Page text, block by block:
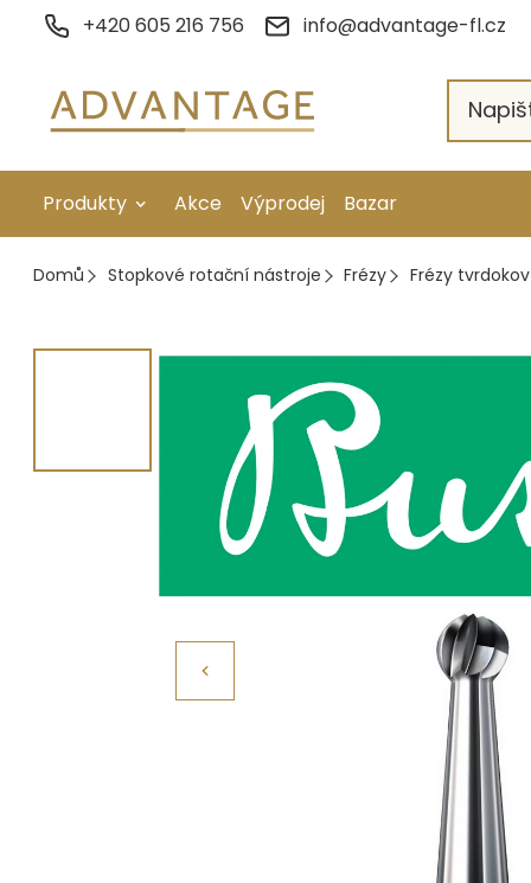
+420 605 216 756 info@advantage-fl.cz
Produkty
Galvanické pokovení
Strojní obrábění
Letování a svařování
Akce Výprodej Bazar
Domů Stopkové rotační nástroje Frézy Frézy tvrdokov